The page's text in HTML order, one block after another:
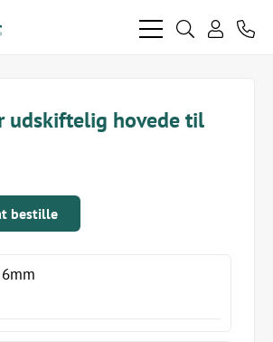
bars search
udskiftelig hovede til
bestille